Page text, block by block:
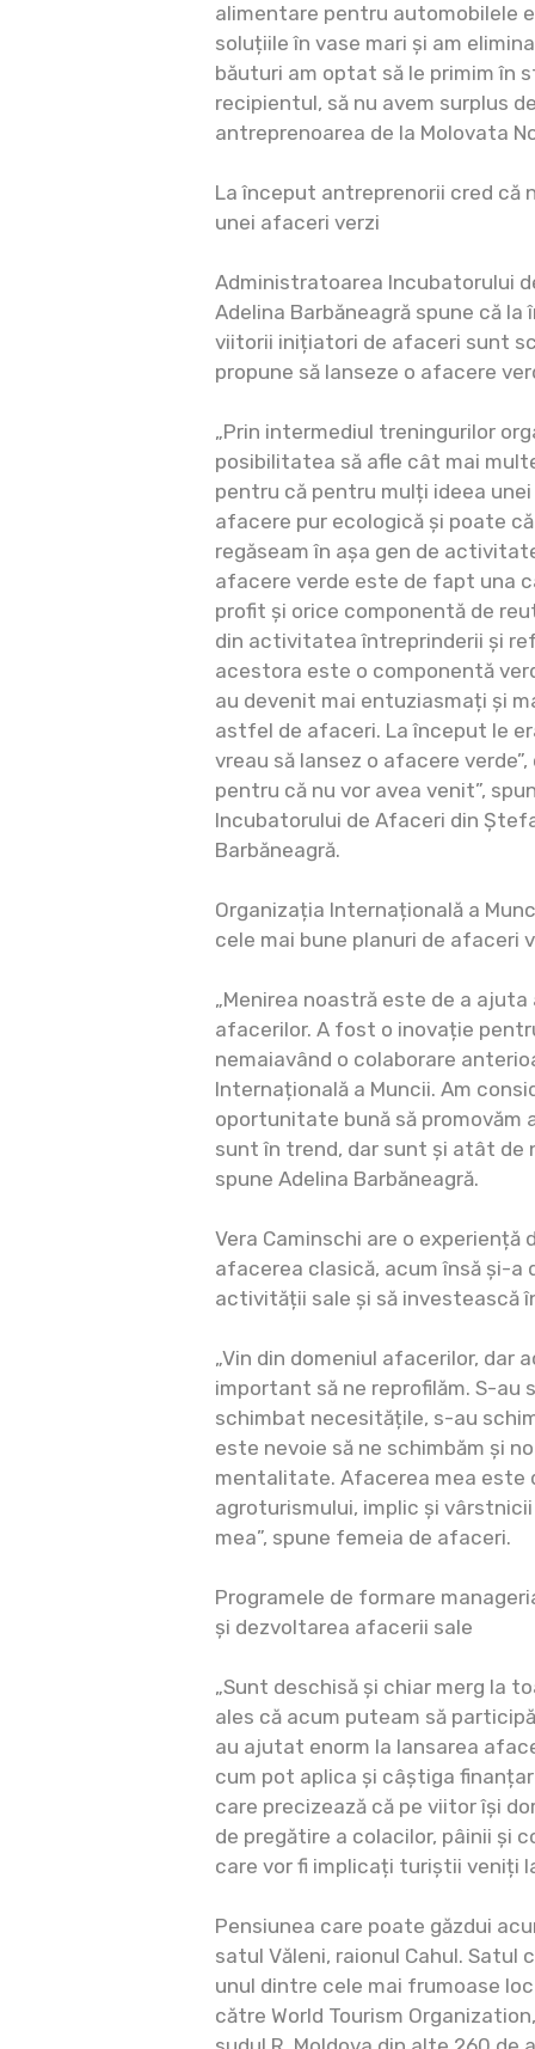
alimentare pentru automobilele
soluțiile în vase mari și am
băuturi am optat să le primim în
recipientul, să nu avem surplus
antreprenoarea de la Molovata
La început antreprenorii cred că
unei afaceri verzi
Administratoarea Incubatorului
Adelina Barbăneagră spune că
viitorii inițiatori de afaceri sunt
propune să lanseze o afacere
„Prin intermediul treningurilor
posibilitatea să afle cât mai
pentru că pentru mulți ideea
afacere pur ecologică și poate
regăseam în așa gen de
afacere verde este de fapt una
profit și orice componentă de
din activitatea întreprinderii și
acestora este o componentă
au devenit mai entuziasmați și
astfel de afaceri. La început le
vreau să lansez o afacere
pentru că nu vor avea venit”,
Incubatorului de Afaceri din
Barbăneagră.
Organizația Internațională a
cele mai bune planuri de afaceri
„Menirea noastră este de a
afacerilor. A fost o inovație
nemaiavând o colaborare
Internațională a Muncii. Am
oportunitate bună să promovăm
sunt în trend, dar sunt și atât de
spune Adelina Barbăneagră.
Vera Caminschi are o experiență
afacerea clasică, acum însă și-a
activității sale și să investească
„Vin din domeniul afacerilor, dar
important să ne reprofilăm. S-au
schimbat necesitățile, s-au
este nevoie să ne schimbăm și
mentalitate. Afacerea mea este
agroturismului, implic și
mea”, spune femeia de afaceri.
Programele de formare
și dezvoltarea afacerii sale
„Sunt deschisă și chiar merg la
ales că acum puteam să
au ajutat enorm la lansarea
cum pot aplica și câștiga
care precizează că pe viitor își
de pregătire a colacilor, pâinii și
care vor fi implicați turiștii veniți
Pensiunea care poate găzdui
satul Văleni, raionul Cahul.
unul dintre cele mai frumoase
către World Tourism